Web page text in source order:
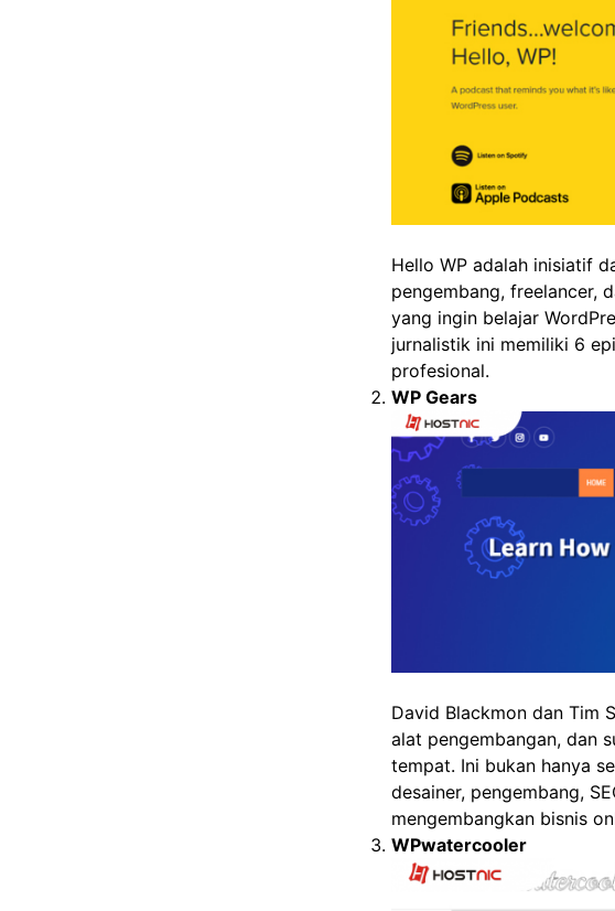
Hello WP adalah inisiatif
pengembang, freelancer,
yang ingin belajar
jurnalistik ini memiliki 6
profesional.
WP Gears
David Blackmon dan Tim
alat pengembangan, dan
tempat. Ini bukan hanya
desainer, pengembang,
mengembangkan bisnis
WPwatercooler